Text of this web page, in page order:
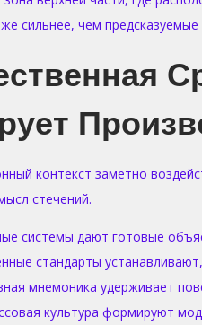
сильнее, чем
контекст заметно
стечений.
системы дают готовые
стандарты
мнемоника удерживает
культура формируют